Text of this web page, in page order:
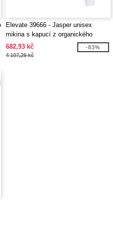
Elevate 39666 - Jasper unisex
mikina s kapucí z organického
recyklovaného OCS materiálu o
gramáži 280 g/m²
682,93 kč
4 107,29 kč
-83%